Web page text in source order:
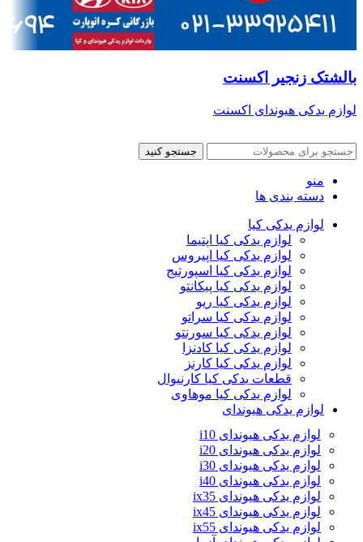
بالشتک زنجیر اکسنت
لوازم یدکی هیوندای اکسنت
جستجو کنید
منو
دسته بندی ها
لوازم یدکی کیا
لوازم یدکی کیا اپتیما
لوازم یدکی کیا اپیروس
لوازم یدکی کیا اسپورتیج
لوازم یدکی کیا پیکانتو
لوازم یدکی کیا ریو
لوازم یدکی کیا سراتو
لوازم یدکی کیا سورنتو
لوازم یدکی کیا کادنزا
لوازم یدکی کیا کارنز
قطعات یدکی کیا کارنیوال
لوازم یدکی کیا موهاوی
لوازم یدکی هیوندای
لوازم یدکی هیوندای i10
لوازم یدکی هیوندای i20
لوازم یدکی هیوندای i30
لوازم یدکی هیوندای i40
لوازم یدکی هیوندای ix35
لوازم یدکی هیوندای ix45
لوازم یدکی هیوندای ix55